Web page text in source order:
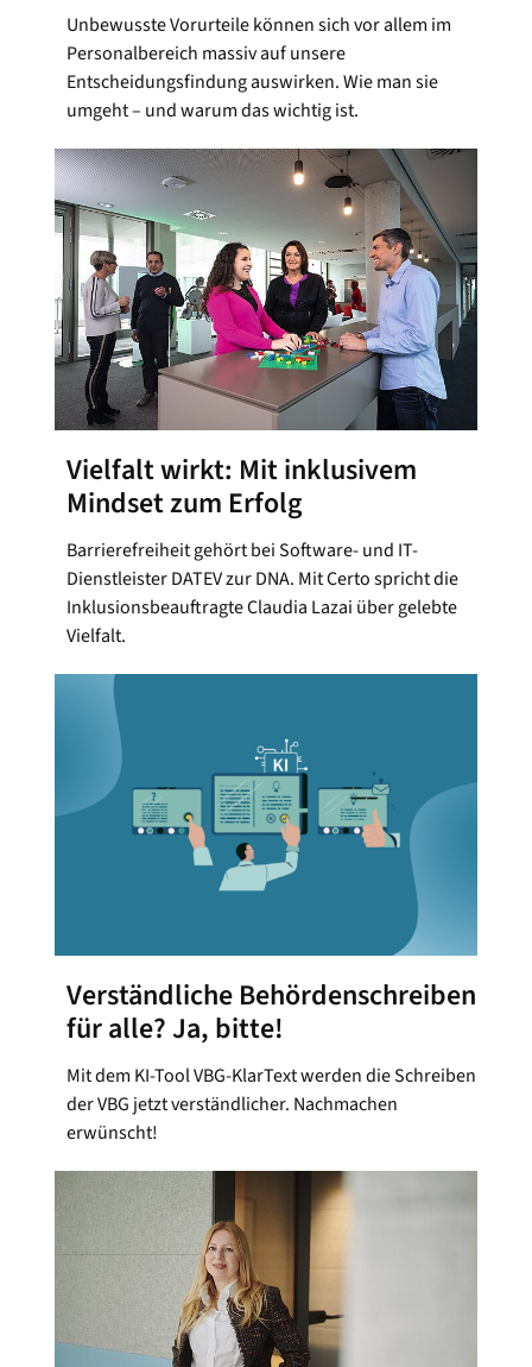
Unbewusste Vorurteile können sich vor allem im
Personalbereich massiv auf unsere
Entscheidungsfindung auswirken. Wie man sie
umgeht – und warum das wichtig ist.
Vielfalt wirkt: Mit inklusivem
Mindset zum Erfolg
Barrierefreiheit gehört bei Software- und IT-
Dienstleister DATEV zur DNA. Mit Certo spricht die
Inklusionsbeauftragte Claudia Lazai über gelebte
Vielfalt.
Verständliche Behördenschreiben
für alle? Ja, bitte!
Mit dem KI-Tool VBG-KlarText werden die Schreiben
der VBG jetzt verständlicher. Nachmachen
erwünscht!